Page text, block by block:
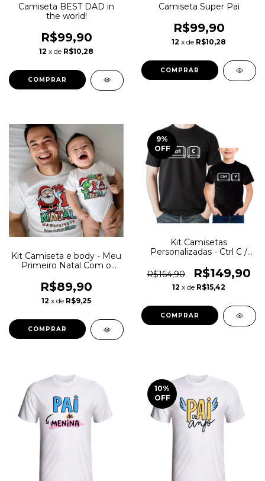
Camiseta BEST DAD in
the world!
R$99,90
12 x de R$10,28
COMPRAR
Camiseta Super Pai
R$99,90
12 x de R$10,28
COMPRAR
Kit Camiseta e body - Meu
Primeiro Natal Com o
R$89,90
12 x de R$9,25
COMPRAR
9%
OFF
Kit Camisetas
Personalizadas - Ctrl C /
R$164,90
R$149,90
12 x de R$15,42
COMPRAR
10%
OFF